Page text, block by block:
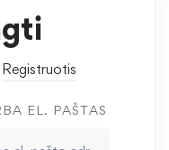
Registruotis
EL. PAŠTAS